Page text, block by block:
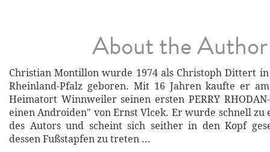
About the Author
Christian Montillon wurde 1974 als Christoph Dittert in
Rheinland-Pfalz geboren. Mit 16 Jahren kaufte er
Heimatort Winnweiler seinen ersten PERRY
einen Androiden" von Ernst Vlcek. Er wurde schnell zu
des Autors und scheint sich seither in den Kopf
dessen Fußstapfen zu treten ...